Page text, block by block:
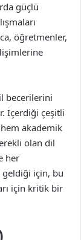
güçlü
öğretmenler,
becerilerini
İçerdiği çeşitli
akademik
olan dil
her
için, bu
için kritik bir